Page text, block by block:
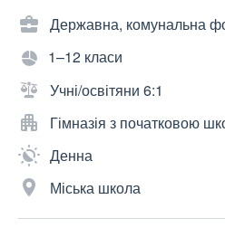
Державна, комунальна
1–12 класи
Учні/освітяни 6:1
Гімназія з початковою
Денна
Міська школа